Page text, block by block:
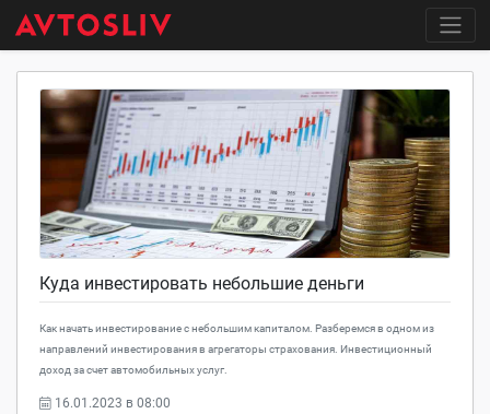
Куда инвестировать небольшие деньги
Как начать инвестирование с небольшим капиталом. Разберемся в одном из
направлений инвестирования в агрегаторы страхования. Инвестиционный
доход за счет автомобильных услуг.
16.01.2023 в 08:00